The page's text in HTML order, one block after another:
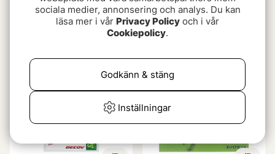
BKK Siren
Owner Jobu Big Game
fr. 179 kr
sociala medier, annonsering och analys. Du kan
läsa mer i vår Privacy Policy och i vår
Cookiepolicy.
Inställningar
Godkänn & stäng